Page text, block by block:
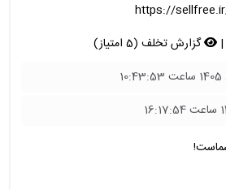
https://
گزارش تخلف (5 امتیاز)